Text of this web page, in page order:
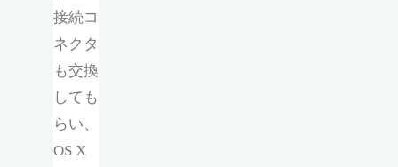
接続コ
ネクタ
も交換
しても
らい、
OS X